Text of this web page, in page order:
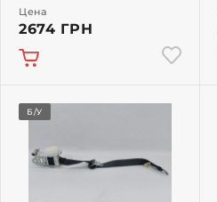
Цена
2674 ГРН
Б/У